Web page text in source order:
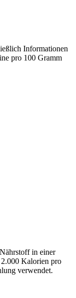
Informationen
pro 100 Gramm
in einer
Kalorien pro
verwendet.